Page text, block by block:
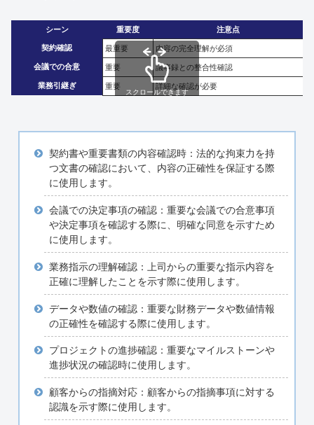
シーン 重要度 注意点
契約確認 最重要 内容の完全理解が必須
会議での合意 重要 議事録との整合性確認
業務引継ぎ 重要 詳細な確認が必要
スクロールできます
契約書や重要書類の内容確認時：法的な拘束力を持
つ文書の確認において、内容の正確性を保証する際
に使用します。
会議での決定事項の確認：重要な会議での合意事項
や決定事項を確認する際に、明確な同意を示すため
に使用します。
業務指示の理解確認：上司からの重要な指示内容を
正確に理解したことを示す際に使用します。
データや数値の確認：重要な財務データや数値情報
の正確性を確認する際に使用します。
プロジェクトの進捗確認：重要なマイルストーンや
進捗状況の確認時に使用します。
顧客からの指摘対応：顧客からの指摘事項に対する
認識を示す際に使用します。